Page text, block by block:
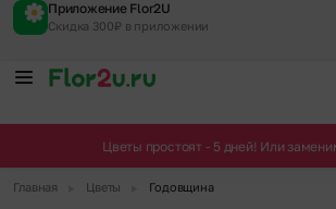
Приложение Flor2U
Скидка 300₽ в приложении
Цветы простоят - 5 дней! Или
Главная Цветы Годовщина